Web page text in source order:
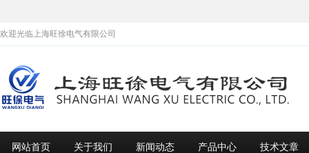
欢迎光临上海旺徐电气有限公司
网站首页 关于我们 新闻动态 产品中心 技术文章